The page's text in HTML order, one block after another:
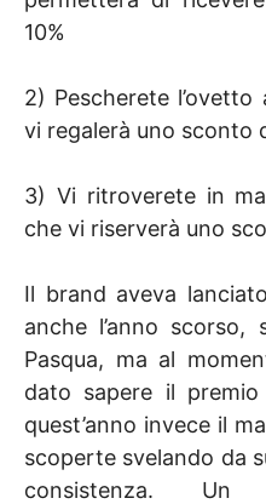
10%
2) Pescherete
vi regalerà uno sconto
3) Vi ritroverete in
che vi riserverà uno
Il brand aveva
anche l’anno scorso,
Pasqua, ma al
dato sapere il
quest’anno invece il
scoperte svelando da
consistenza. Un